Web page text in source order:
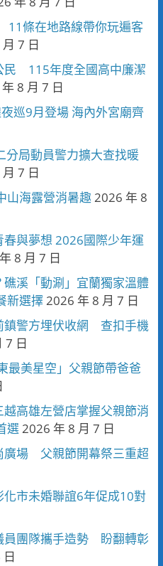
條在地路線帶你玩遍客
7 日
民 115年度全國高中廉潔
8 月 7 日
巡9月登場 海內外宮廟齊
局動員警力擴大查找暖
7 日
海露營消暑趣2026 年 8
與夢想 2026國際少年運
8 月 7 日
溪「動涮」宜蘭獨家溫體
新選擇2026 年 8 月 7 日
鎮警方埋伏收網 查扣手機
7 日
最美星空」父親節帶爸爸
高雄左營店掌握父親節消
選2026 年 8 月 7 日
廣場 父親節開幕祭三重超
市未婚聯誼6年促成10對
員團隊攜手造勢 盼翻轉彰